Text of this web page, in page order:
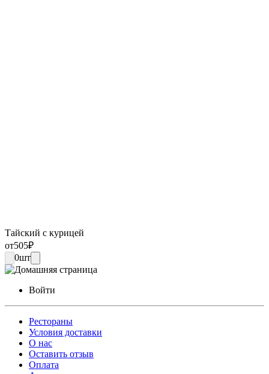
Тайский с курицей
от505₽
0шт
Войти
Рестораны
Условия доставки
О нас
Оставить отзыв
Оплата